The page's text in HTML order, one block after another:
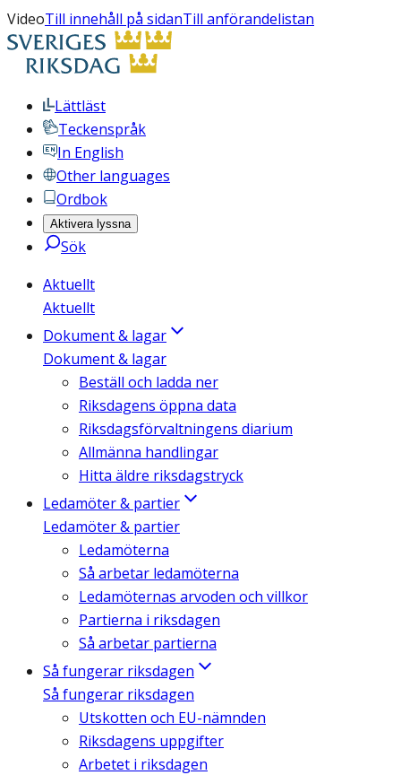
VideoTill innehåll på sidanTill anförandelistan
Lättläst
Teckenspråk
In English
Other languages
Ordbok
Aktivera lyssna
Sök
Aktuellt
Aktuellt
Dokument & lagar
Dokument & lagar
Beställ och ladda ner
Riksdagens öppna data
Riksdagsförvaltningens diarium
Allmänna handlingar
Hitta äldre riksdagstryck
Ledamöter & partier
Ledamöter & partier
Ledamöterna
Så arbetar ledamöterna
Ledamöternas arvoden och villkor
Partierna i riksdagen
Så arbetar partierna
Så fungerar riksdagen
Så fungerar riksdagen
Utskotten och EU-nämnden
Riksdagens uppgifter
Arbetet i riksdagen